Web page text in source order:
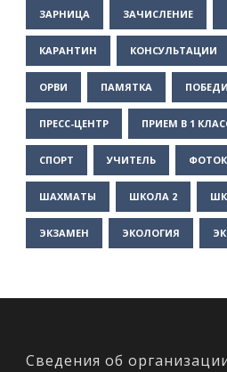
ЗАРНИЦА ЗАЧИСЛЕНИЕ
КАРАНТИН КОНСУЛЬТАЦИИ
ОРВИ ПАМЯТКА
ПРЕСС-ЦЕНТР ПРИЕМ В 1
СПОРТ УЧИТЕЛЬ
ШАХМАТЫ ШКОЛА 2
ЭКЗАМЕН ЭКОЛОГИЯ
Сведения об